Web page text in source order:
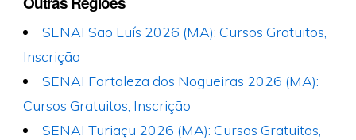
SENAI São Luís 2026 (MA): Cursos Gratuitos,
Inscrição
SENAI Fortaleza dos Nogueiras 2026 (MA):
Cursos Gratuitos, Inscrição
SENAI Turiaçu 2026 (MA): Cursos Gratuitos,